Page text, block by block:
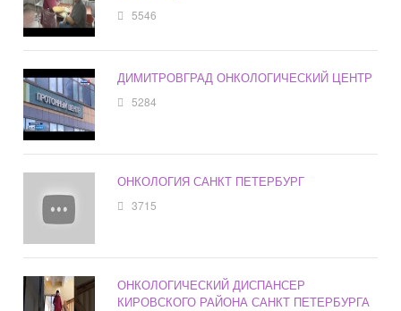
5546
ДИМИТРОВГРАД ОНКОЛОГИЧЕСКИЙ ЦЕНТР
5284
ОНКОЛОГИЯ САНКТ ПЕТЕРБУРГ
3715
ОНКОЛОГИЧЕСКИЙ ДИСПАНСЕР
КИРОВСКОГО РАЙОНА САНКТ ПЕТЕРБУРГА